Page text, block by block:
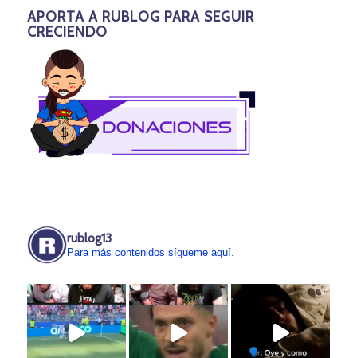
APORTA A RUBLOG PARA SEGUIR
CRECIENDO
rublog13
Para más contenidos sígueme aquí.